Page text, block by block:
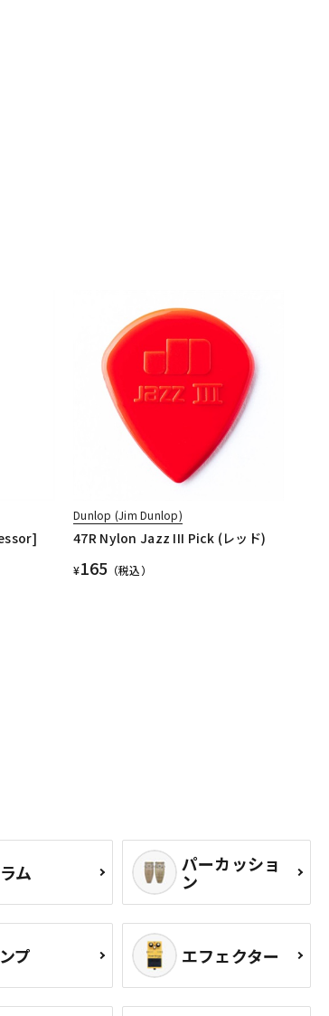
Dunlop (Jim Dunlop)
47R Nylon Jazz III Pick (レッド)
¥165 （税込）
ム パーカッショ
ン
プ エフェクター